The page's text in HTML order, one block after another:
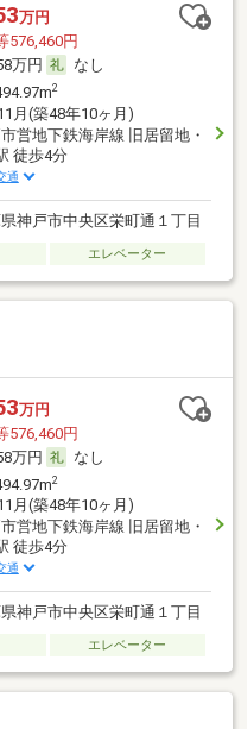
万円
576,460円
万円
なし
2
月(築48年10ヶ月)
営地下鉄海岸線 旧居留地・
徒歩4分
通
神戸市中央区栄町通１丁目
エレベーター
万円
576,460円
万円
なし
2
月(築48年10ヶ月)
営地下鉄海岸線 旧居留地・
徒歩4分
通
神戸市中央区栄町通１丁目
エレベーター